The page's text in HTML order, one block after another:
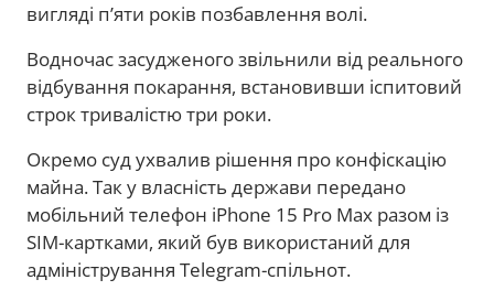
вигляді п’яти років позбавлення волі.
Водночас засудженого звільнили від реального
відбування покарання, встановивши іспитовий
строк тривалістю три роки.
Окремо суд ухвалив рішення про конфіскацію
майна. Так у власність держави передано
мобільний телефон iPhone 15 Pro Max разом із
SIM-картками, який був використаний для
адміністрування Telegram-спільнот.